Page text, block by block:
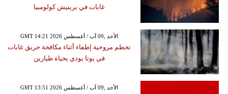
غابات في بريتيش كولومبيا
GMT 14:21 2026 الأحد ,09 آب / أغسطس
تحطم مروحية إطفاء أثناء مكافحة حريق غابات
في يوتا يودي بحياة طيارين
GMT 13:51 2026 الأحد ,09 آب / أغسطس